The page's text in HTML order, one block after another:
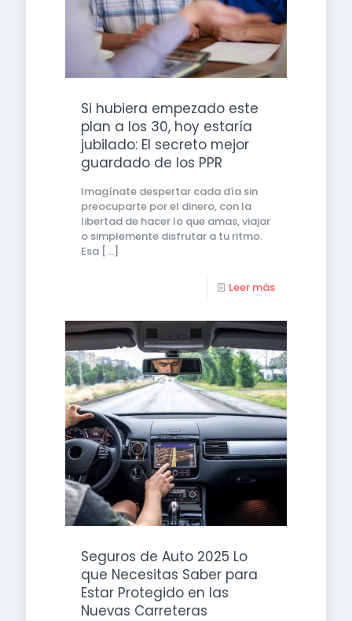
Si hubiera empezado este
plan a los 30, hoy estaría
jubilado: El secreto mejor
guardado de los PPR
Imagínate despertar cada día sin
preocuparte por el dinero, con la
libertad de hacer lo que amas, viajar
o simplemente disfrutar a tu ritmo.
Esa […]
Leer más
Seguros de Auto 2025 Lo
que Necesitas Saber para
Estar Protegido en las
Nuevas Carreteras